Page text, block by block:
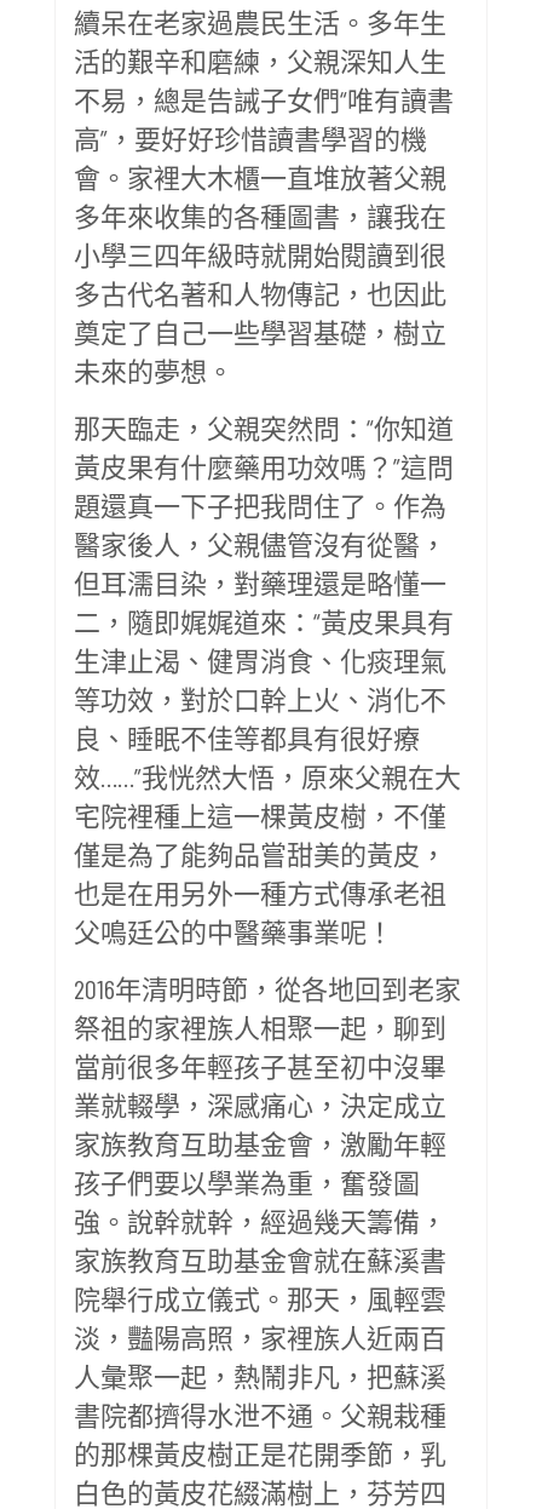
續呆在老家過農民生活。多年生
活的艱辛和磨練，父親深知人生
不易，總是告誡子女們“唯有讀書
高”，要好好珍惜讀書學習的機
會。家裡大木櫃一直堆放著父親
多年來收集的各種圖書，讓我在
小學三四年級時就開始閱讀到很
多古代名著和人物傳記，也因此
奠定了自己一些學習基礎，樹立
未來的夢想。
那天臨走，父親突然問：“你知道
黃皮果有什麼藥用功效嗎？”這問
題還真一下子把我問住了。作為
醫家後人，父親儘管沒有從醫，
但耳濡目染，對藥理還是略懂一
二，隨即娓娓道來：“黃皮果具有
生津止渴、健胃消食、化痰理氣
等功效，對於口幹上火、消化不
良、睡眠不佳等都具有很好療
效……”我恍然大悟，原來父親在大
宅院裡種上這一棵黃皮樹，不僅
僅是為了能夠品嘗甜美的黃皮，
也是在用另外一種方式傳承老祖
父鳴廷公的中醫藥事業呢！
2016年清明時節，從各地回到老家
祭祖的家裡族人相聚一起，聊到
當前很多年輕孩子甚至初中沒畢
業就輟學，深感痛心，決定成立
家族教育互助基金會，激勵年輕
孩子們要以學業為重，奮發圖
強。說幹就幹，經過幾天籌備，
家族教育互助基金會就在蘇溪書
院舉行成立儀式。那天，風輕雲
淡，豔陽高照，家裡族人近兩百
人彙聚一起，熱鬧非凡，把蘇溪
書院都擠得水泄不通。父親栽種
的那棵黃皮樹正是花開季節，乳
白色的黃皮花綴滿樹上，芬芳四